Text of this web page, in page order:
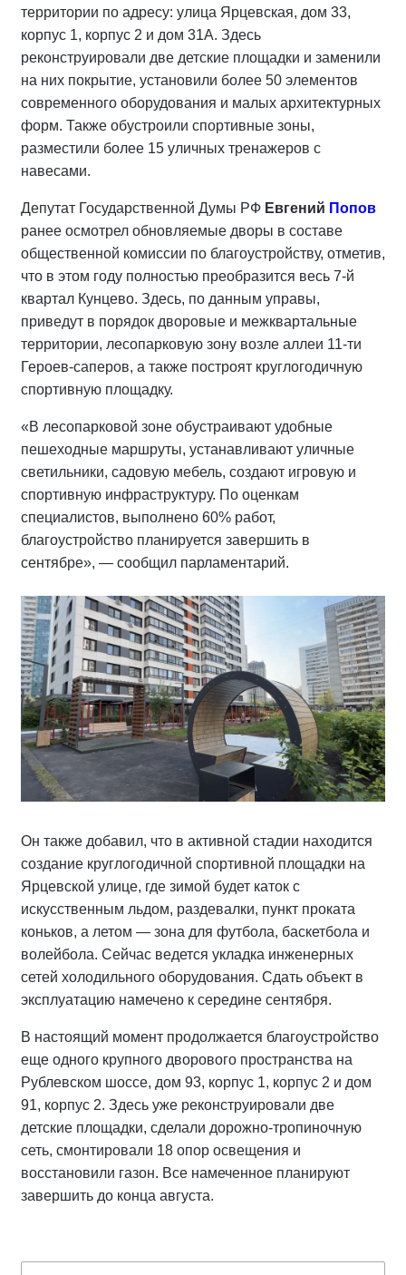
территории по адресу: улица Ярцевская, дом 33,
корпус 1, корпус 2 и дом 31А. Здесь
реконструировали две детские площадки и заменили
на них покрытие, установили более 50 элементов
современного оборудования и малых архитектурных
форм. Также обустроили спортивные зоны,
разместили более 15 уличных тренажеров с
навесами.
Депутат Государственной Думы РФ Евгений Попов
ранее осмотрел обновляемые дворы в составе
общественной комиссии по благоустройству, отметив,
что в этом году полностью преобразится весь 7-й
квартал Кунцево. Здесь, по данным управы,
приведут в порядок дворовые и межквартальные
территории, лесопарковую зону возле аллеи 11-ти
Героев-саперов, а также построят круглогодичную
спортивную площадку.
«В лесопарковой зоне обустраивают удобные
пешеходные маршруты, устанавливают уличные
светильники, садовую мебель, создают игровую и
спортивную инфраструктуру. По оценкам
специалистов, выполнено 60% работ,
благоустройство планируется завершить в
сентябре», — сообщил парламентарий.
Он также добавил, что в активной стадии находится
создание круглогодичной спортивной площадки на
Ярцевской улице, где зимой будет каток с
искусственным льдом, раздевалки, пункт проката
коньков, а летом — зона для футбола, баскетбола и
волейбола. Сейчас ведется укладка инженерных
сетей холодильного оборудования. Сдать объект в
эксплуатацию намечено к середине сентября.
В настоящий момент продолжается благоустройство
еще одного крупного дворового пространства на
Рублевском шоссе, дом 93, корпус 1, корпус 2 и дом
91, корпус 2. Здесь уже реконструировали две
детские площадки, сделали дорожно-тропиночную
сеть, смонтировали 18 опор освещения и
восстановили газон. Все намеченное планируют
завершить до конца августа.